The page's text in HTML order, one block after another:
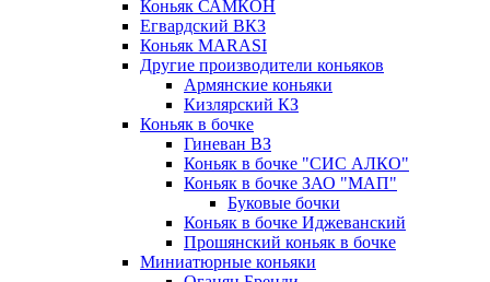
Коньяк САМКОН
Егвардский ВКЗ
Коньяк MARASI
Другие производители коньяков
Армянские коньяки
Кизлярский КЗ
Коньяк в бочке
Гиневан ВЗ
Коньяк в бочке "СИС АЛКО"
Коньяк в бочке ЗАО "МАП"
Буковые бочки
Коньяк в бочке Иджеванский
Прошянский коньяк в бочке
Миниатюрные коньяки